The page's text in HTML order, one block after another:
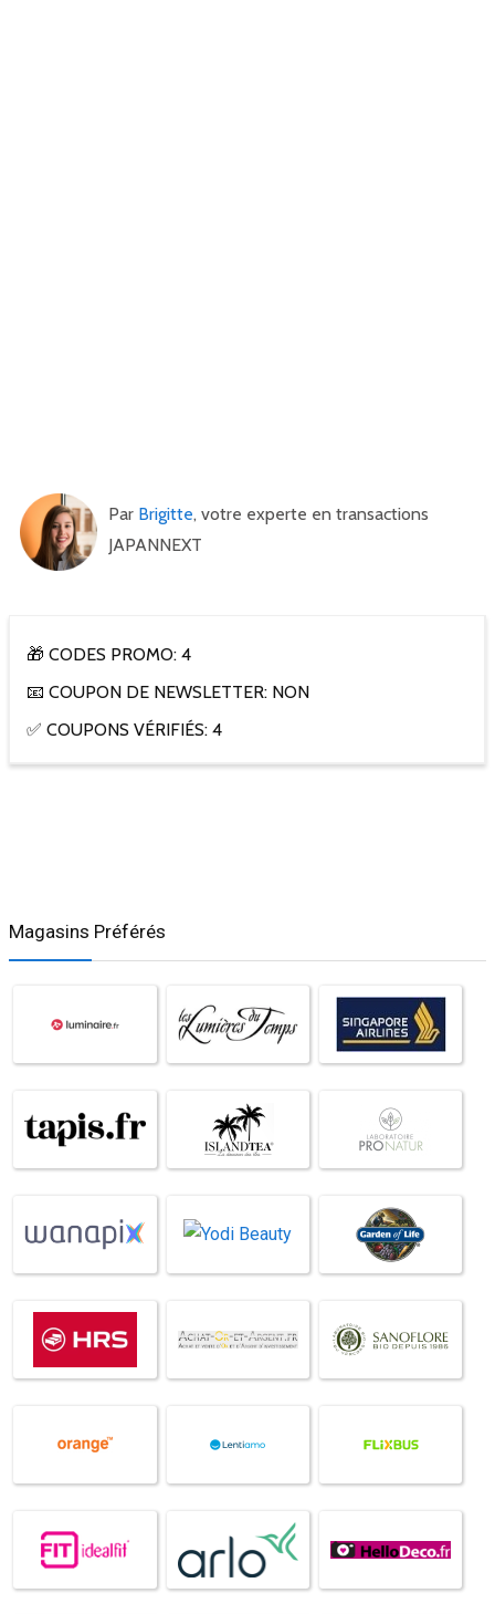
Par Brigitte, votre experte en transactions
JAPANNEXT
🎁 CODES PROMO: 4
📧 COUPON DE NEWSLETTER: NON
✅ COUPONS VÉRIFIÉS: 4
Magasins Préférés